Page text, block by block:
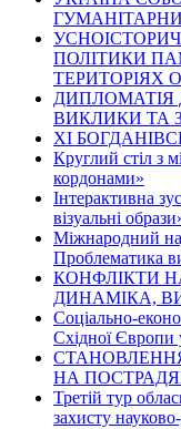
ПОЛІТИКИ
ТЕРИТОРІЯХ
ДИПЛОМАТІЯ
ВИКЛИКИ ТА
ХІ
Круглий стіл з
кордонами»
Інтерактивна
візуальні
Міжнародний
Проблематика
КОНФЛІКТИ
ДИНАМІКА,
Соціально-
Східної Європи
НА
Третій тур
захисту